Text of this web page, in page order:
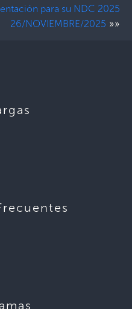
para su NDC 2025
26/NOVIEMBRE/2025 »»